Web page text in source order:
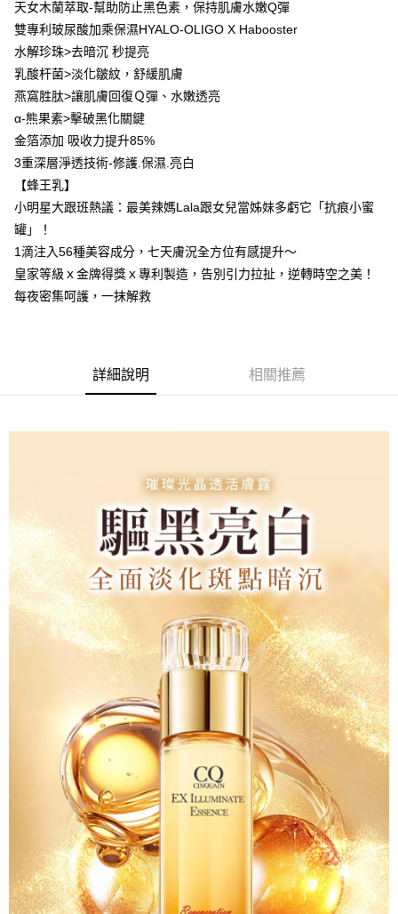
全家取貨付款
每筆NT$85，滿NT$599(含以上)免運費
付款後全家取貨
7-11取貨付款
每筆NT$85，滿NT$799(含以上)免運費
每筆NT$85，滿NT$599(含以上)免運費
宅配
每筆NT$85，滿NT$599(含以上)免運費
(FedEx)海外配送
天女木蘭萃取-幫助防止黑色素，保持肌膚水嫩Q彈
雙專利玻尿酸加乘保濕HYALO-OLIGO X Habooster
水解珍珠>去暗沉 秒提亮
乳酸杆菌>淡化皺紋，舒緩肌膚
燕窩胜肽>讓肌膚回復Ｑ彈、水嫩透亮
α-熊果素>擊破黑化關鍵
金箔添加 吸收力提升85%
3重深層淨透技術-修護.保濕.亮白
【蜂王乳】
小明星大跟班熱議：最美辣媽Lala跟女兒當姊妹多虧它「抗痕小蜜
罐」！
1滴注入56種美容成分，七天膚況全方位有感提升～
皇家等級ｘ金牌得獎ｘ專利製造，告別引力拉扯，逆轉時空之美！
每夜密集呵護，一抹解救
詳細說明 相關推薦